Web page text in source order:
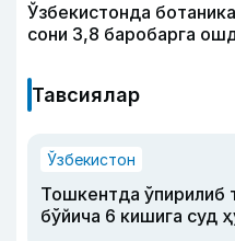
Ўзбекистонда
сони 3,8 баробарга
Тавсиялар
Ўзбекистон
Тошкентда ўпирилиб
бўйича 6 кишига суд